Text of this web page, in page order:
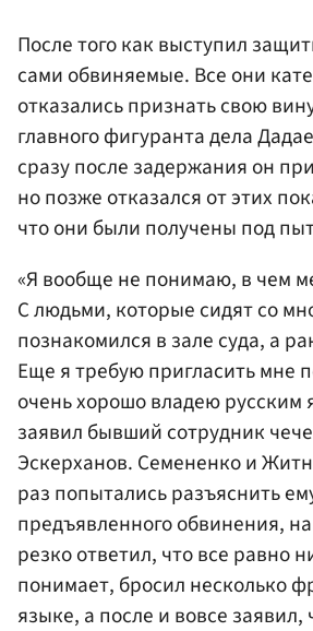
После того как выступил
сами обвиняемые. Все они
отказались признать свою
главного фигуранта дела
сразу после задержания он
но позже отказался от этих
что они были получены под
«Я вообще не понимаю, в чем
С людьми, которые сидят со
познакомился в зале суда, а
Еще я требую пригласить мне
очень хорошо владею русским
заявил бывший сотрудник
Эскерханов. Семененко и
раз попытались разъяснить
предъявленного обвинения,
резко ответил, что все равно
понимает, бросил несколько
языке, а после и вовсе заявил,